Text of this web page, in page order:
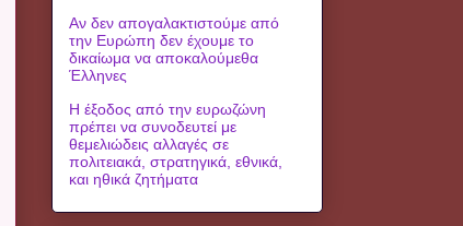
Αν δεν απογαλακτιστούμε από
την Ευρώπη δεν έχουμε το
δικαίωμα να αποκαλούμεθα
Έλληνες
Η έξοδος από την ευρωζώνη
πρέπει να συνοδευτεί με
θεμελιώδεις αλλαγές σε
πολιτειακά, στρατηγικά, εθνικά,
και ηθικά ζητήματα